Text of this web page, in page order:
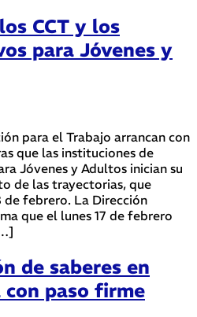
CCT y los
para Jóvenes y
para el Trabajo arrancan con
que las instituciones de
Jóvenes y Adultos inician su
de las trayectorias, que
de febrero. La Dirección
que el lunes 17 de febrero
de saberes en
con paso firme